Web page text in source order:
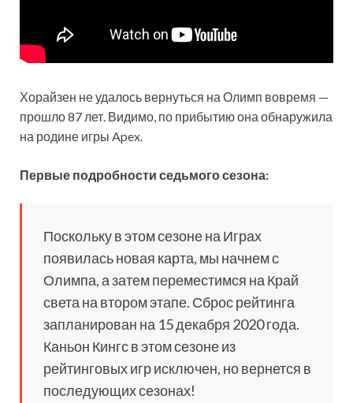
Хорайзен не удалось вернуться на Олимп вовремя —
прошло 87 лет. Видимо, по прибытию она обнаружила
на родине игры Apex.
Первые подробности седьмого сезона:
Поскольку в этом сезоне на Играх
появилась новая карта, мы начнем с
Олимпа, а затем переместимся на Край
света на втором этапе. Сброс рейтинга
запланирован на 15 декабря 2020 года.
Каньон Кингс в этом сезоне из
рейтинговых игр исключен, но вернется в
последующих сезонах!